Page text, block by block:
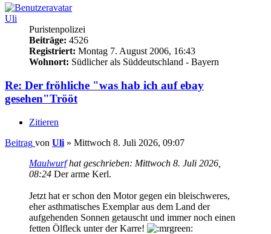
Uli
Puristenpolizei
Beiträge: 4526
Registriert: Montag 7. August 2006, 16:43
Wohnort: Südlicher als Süddeutschland - Bayern
Re: Der fröhliche "was hab ich auf ebay
gesehen"Trööt
Zitieren
Beitrag von Uli » Mittwoch 8. Juli 2026, 09:07
Maulwurfhat geschrieben: Mittwoch 8. Juli 2026,
08:24 Der arme Kerl.
Jetzt hat er schon den Motor gegen ein bleischweres,
eher asthmatisches Exemplar aus dem Land der
aufgehenden Sonnen getauscht und immer noch einen
fetten Ölfleck unter der Karre!